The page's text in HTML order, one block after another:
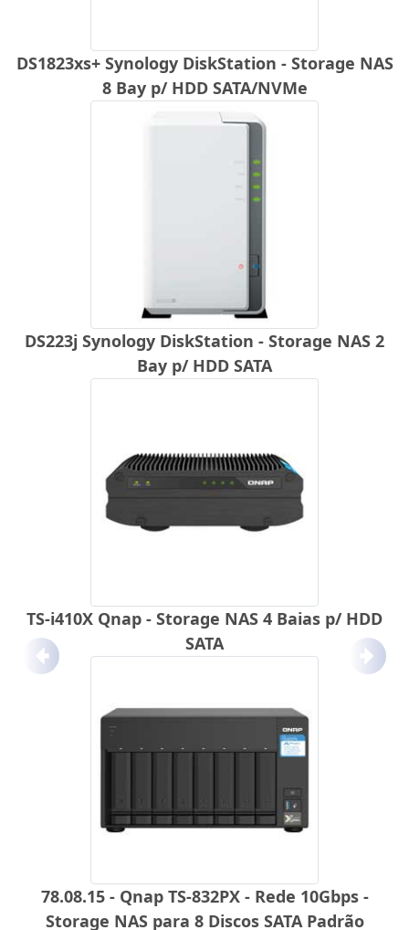
DS1823xs+ Synology DiskStation - Storage NAS
8 Bay p/ HDD SATA/NVMe
DS223j Synology DiskStation - Storage NAS 2
Bay p/ HDD SATA
TS-i410X Qnap - Storage NAS 4 Baias p/ HDD
SATA
78.08.15 - Qnap TS-832PX - Rede 10Gbps -
Storage NAS para 8 Discos SATA Padrão
Anterior